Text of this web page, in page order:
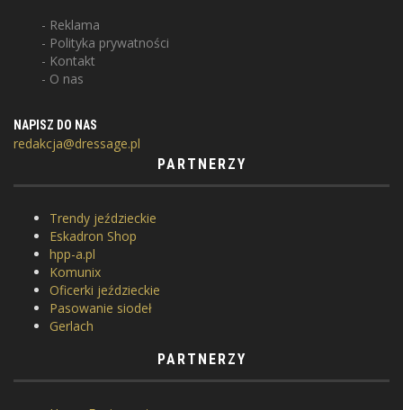
Reklama
Polityka prywatności
Kontakt
O nas
NAPISZ DO NAS
redakcja@dressage.pl
PARTNERZY
Trendy jeździeckie
Eskadron Shop
hpp-a.pl
Komunix
Oficerki jeździeckie
Pasowanie siodeł
Gerlach
PARTNERZY